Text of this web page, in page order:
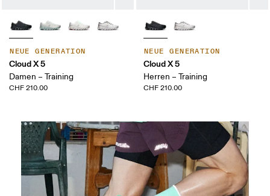
NEUE GENERATION
Cloud X 5
Damen – Training
CHF 210.00
NEUE GENERATION
Cloud X 5
Herren – Training
CHF 210.00